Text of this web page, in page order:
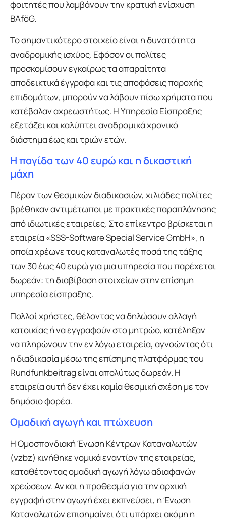
φοιτητές που λαμβάνουν την κρατική ενίσχυση
BAföG.
Το σημαντικότερο στοιχείο είναι η δυνατότητα
αναδρομικής ισχύος. Εφόσον οι πολίτες
προσκομίσουν εγκαίρως τα απαραίτητα
αποδεικτικά έγγραφα και τις αποφάσεις παροχής
επιδομάτων, μπορούν να λάβουν πίσω χρήματα που
κατέβαλαν αχρεωστήτως. Η Υπηρεσία Είσπραξης
εξετάζει και καλύπτει αναδρομικά χρονικό
διάστημα έως και τριών ετών.
Η παγίδα των 40 ευρώ και η δικαστική
μάχη
Πέραν των θεσμικών διαδικασιών, χιλιάδες πολίτες
βρέθηκαν αντιμέτωποι με πρακτικές παραπλάνησης
από ιδιωτικές εταιρείες. Στο επίκεντρο βρίσκεται η
εταιρεία «SSS-Software Special Service GmbH», η
οποία χρέωνε τους καταναλωτές ποσά της τάξης
των 30 έως 40 ευρώ για μια υπηρεσία που παρέχεται
δωρεάν: τη διαβίβαση στοιχείων στην επίσημη
υπηρεσία είσπραξης.
Πολλοί χρήστες, θέλοντας να δηλώσουν αλλαγή
κατοικίας ή να εγγραφούν στο μητρώο, κατέληξαν
να πληρώνουν την εν λόγω εταιρεία, αγνοώντας ότι
η διαδικασία μέσω της επίσημης πλατφόρμας του
Rundfunkbeitrag είναι απολύτως δωρεάν. Η
εταιρεία αυτή δεν έχει καμία θεσμική σχέση με τον
δημόσιο φορέα.
Ομαδική αγωγή και πτώχευση
Η Ομοσπονδιακή Ένωση Κέντρων Καταναλωτών
(vzbz) κινήθηκε νομικά εναντίον της εταιρείας,
καταθέτοντας ομαδική αγωγή λόγω αδιαφανών
χρεώσεων. Αν και η προθεσμία για την αρχική
εγγραφή στην αγωγή έχει εκπνεύσει, η Ένωση
Καταναλωτών επισημαίνει ότι υπάρχει ακόμη η